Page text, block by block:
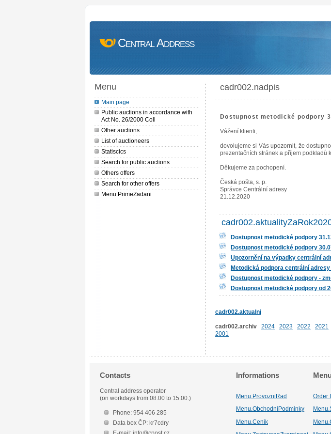
Central Address
Menu
Main page
Public auctions in accordance with
Act No. 26/2000 Coll
Other auctions
List of auctioneers
Statiscics
Search for public auctions
Others offers
Search for other offers
Menu.PrimeZadani
cadr002.nadpis
Dostupnost metodické podpory
Vážení klienti,
dovolujeme si Vás upozornit, že
prezentačních stránek a příjem podkladů
Děkujeme za pochopení.
Česká pošta, s. p.
Správce Centrální adresy
21.12.2020
Dostupnost metodické podpory
Dostupnost metodické podpory
Upozornění na výpadky centrální
Metodická podpora centrální
Dostupnost metodické podpory -
Dostupnost metodické podpory od
cadr002.aktualni
cadr002.archiv 2024 2023 2022 2021
2001
Contacts
Central address operator
(on workdays from 08.00 to 15.00.)
Phone: 954 406 285
Data box ČP: kr7cdry
Informations
Menu.ProvozniRad Order
Menu.ObchodniPodminky
Menu.Cenik